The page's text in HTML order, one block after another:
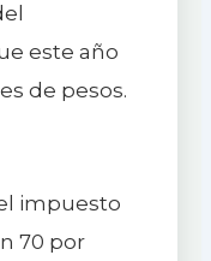
este año
de pesos.
impuesto
70 por